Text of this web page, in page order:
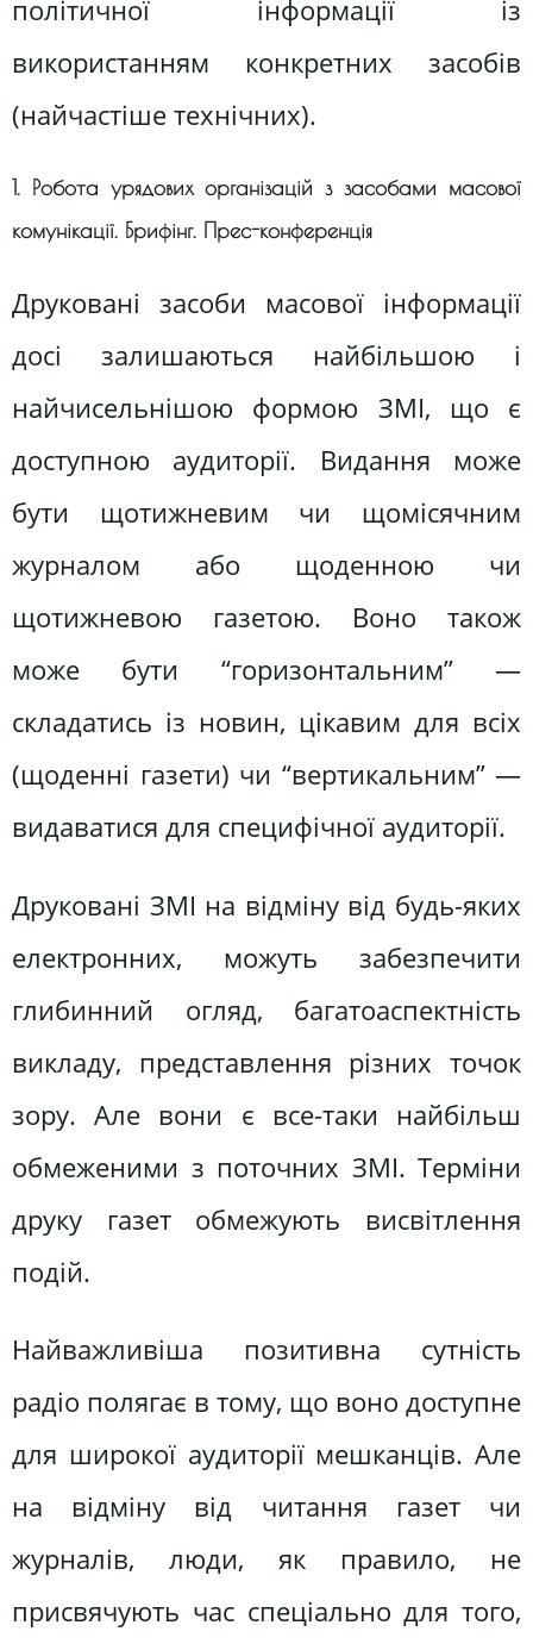
політичної інформації із
використанням конкретних засобів
(найчастіше технічних).
1. Робота урядових організацій з засобами масової
комунікації. Брифінг. Прес-конференція
Друковані засоби масової інформації
досі залишаються найбільшою і
найчисельнішою формою ЗМІ, що є
доступною аудиторії. Видання може
бути щотижневим чи щомісячним
журналом або щоденною чи
щотижневою газетою. Воно також
може бути “горизонтальним” —
складатись із новин, цікавим для всіх
(щоденні газети) чи “вертикальним” —
видаватися для специфічної аудиторії.
Друковані ЗМІ на відміну від будь-яких
електронних, можуть забезпечити
глибинний огляд, багатоаспектність
викладу, представлення різних точок
зору. Але вони є все-таки найбільш
обмеженими з поточних ЗМІ. Терміни
друку газет обмежують висвітлення
подій.
Найважливіша позитивна сутність
радіо полягає в тому, що воно доступне
для широкої аудиторії мешканців. Але
на відміну від читання газет чи
журналів, люди, як правило, не
присвячують час спеціально для того,